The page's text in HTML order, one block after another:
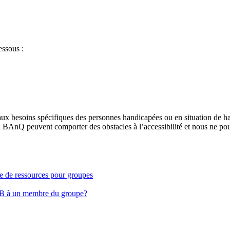
:
besoins spécifiques des personnes handicapées ou en situation de
peuvent comporter des obstacles à l’accessibilité et nous ne
de ressources pour groupes
à un membre du groupe?